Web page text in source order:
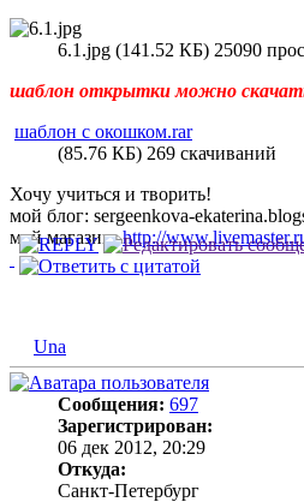
6.1.jpg (141.52 КБ) 25090
шаблон открытки можно
шаблон с окошком.rar
(85.76 КБ) 269 скачиваний
Хочу учиться и творить!
мой блог: sergeenkova-
мой магазин:http://
Una
Сообщения: 697
Зарегистрирован:
06 дек 2012, 20:29
Откуда:
Санкт-Петербург